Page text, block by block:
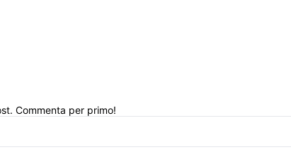
Commenta per primo!